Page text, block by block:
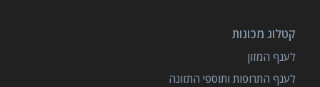
קטלוג מכונות
לענף המזון
לענף התרופות ותוספי התזונה